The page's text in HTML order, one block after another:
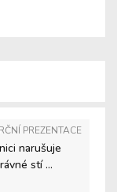
PREZENTACE
narušuje
stí ...